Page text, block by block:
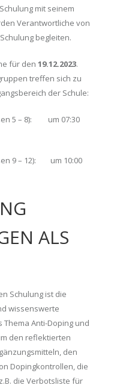
mit seinem
Verantwortliche von
begleiten.
für den 19.12.2023.
treffen sich zu
der Schule:
5 – 8): um 07:30
9 – 12): um 10:00
ALS
Schulung ist die
wissenswerte
Anti-Doping und
den reflektierten
den
Dopingkontrollen, die
die Verbotsliste für